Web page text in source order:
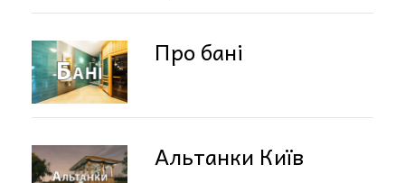
Про бані
Альтанки Київ